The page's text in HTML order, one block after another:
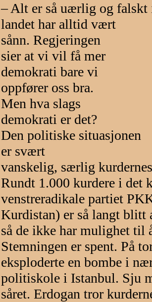
– Alt er så uærlig og falskt
landet har alltid vært
sånn. Regjeringen
sier at vi vil få mer
demokrati bare vi
oppfører oss bra.
Men hva slags
demokrati er det?
Den politiske situasjonen
er svært
vanskelig, særlig
Rundt 1.000 kurdere i det
venstreradikale partiet
Kurdistan) er så langt blitt
så de ikke har mulighet til
Stemningen er spent. På
eksploderte en bombe i
politiskole i Istanbul. Sju
såret. Erdogan tror